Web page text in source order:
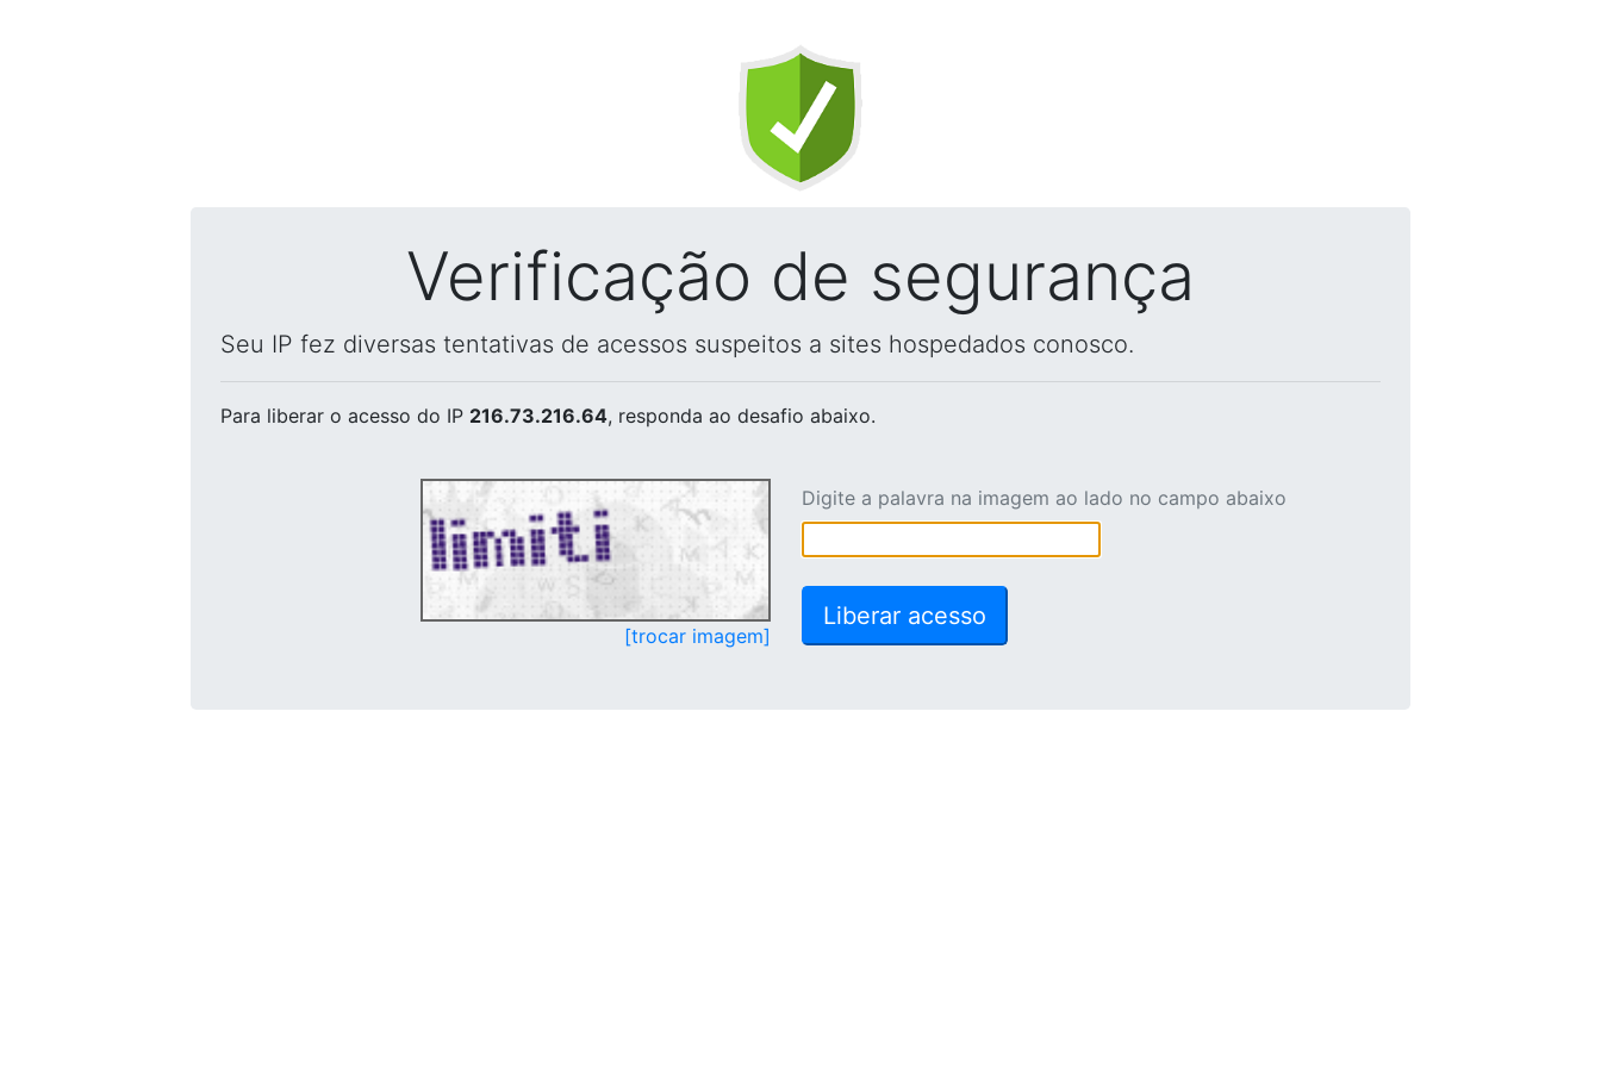
Verificação de segurança
Seu IP fez diversas tentativas de acessos suspeitos a sites hospedados conosco.
Para liberar o acesso do IP 216.73.216.64, responda ao desafio abaixo.
[trocar imagem]
Digite a palavra na imagem ao lado no campo abaixo